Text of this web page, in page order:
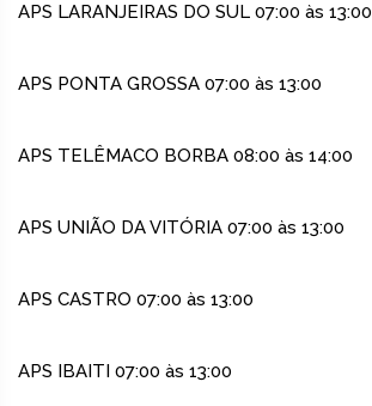
APS LARANJEIRAS DO SUL 07:00 às 13:00
APS PONTA GROSSA 07:00 às 13:00
APS TELÊMACO BORBA 08:00 às 14:00
APS UNIÃO DA VITÓRIA 07:00 às 13:00
APS CASTRO 07:00 às 13:00
APS IBAITI 07:00 às 13:00